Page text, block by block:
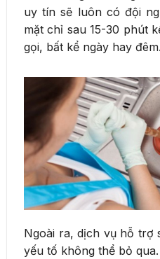
uy tín sẽ luôn có đội
mặt chỉ sau 15-30 phút
gọi, bất kể ngày hay đêm.
Ngoài ra, dịch vụ hỗ trợ
yếu tố không thể bỏ